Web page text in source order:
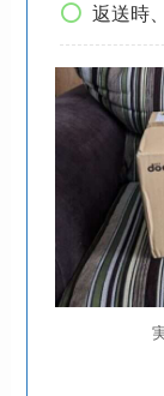
返送時